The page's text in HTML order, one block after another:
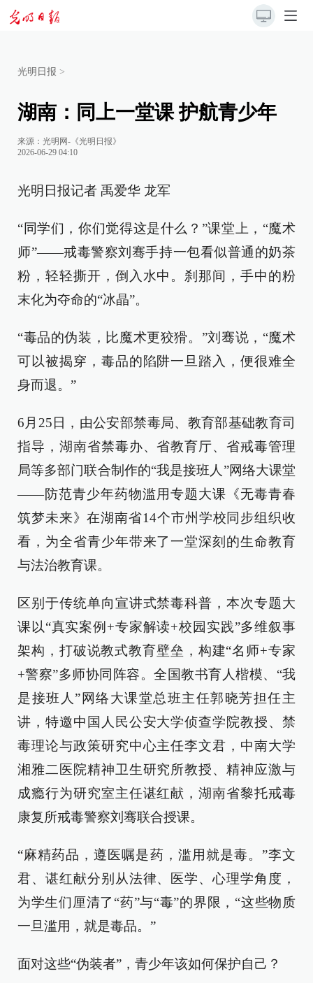
光明日报 >
湖南：同上一堂课 护航青少年
来源： 光明网-《光明日报》
2026-06-29 04:10
光明日报记者 禹爱华 龙军
“同学们，你们觉得这是什么？”课堂上，“魔术
师”——戒毒警察刘骞手持一包看似普通的奶茶
粉，轻轻撕开，倒入水中。刹那间，手中的粉
末化为夺命的“冰晶”。
“毒品的伪装，比魔术更狡猾。”刘骞说，“魔术
可以被揭穿，毒品的陷阱一旦踏入，便很难全
身而退。”
6月25日，由公安部禁毒局、教育部基础教育司
指导，湖南省禁毒办、省教育厅、省戒毒管理
局等多部门联合制作的“我是接班人”网络大课堂
——防范青少年药物滥用专题大课《无毒青春
筑梦未来》在湖南省14个市州学校同步组织收
看，为全省青少年带来了一堂深刻的生命教育
与法治教育课。
区别于传统单向宣讲式禁毒科普，本次专题大
课以“真实案例+专家解读+校园实践”多维叙事
架构，打破说教式教育壁垒，构建“名师+专家
+警察”多师协同阵容。全国教书育人楷模、“我
是接班人”网络大课堂总班主任郭晓芳担任主
讲，特邀中国人民公安大学侦查学院教授、禁
毒理论与政策研究中心主任李文君，中南大学
湘雅二医院精神卫生研究所教授、精神应激与
成瘾行为研究室主任谌红献，湖南省黎托戒毒
康复所戒毒警察刘骞联合授课。
“麻精药品，遵医嘱是药，滥用就是毒。”李文
君、谌红献分别从法律、医学、心理学角度，
为学生们厘清了“药”与“毒”的界限，“这些物质
一旦滥用，就是毒品。”
面对这些“伪装者”，青少年该如何保护自己？